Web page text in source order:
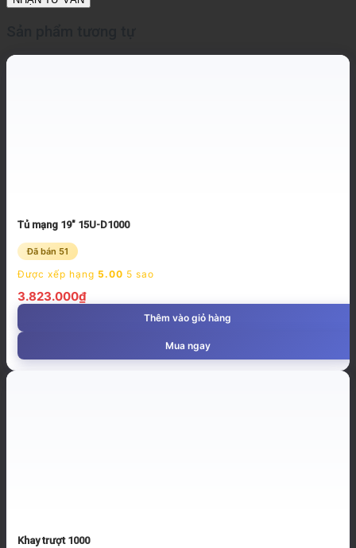
Tủ mạng 19″ 15U-D1000
Đã bán 51
Được xếp hạng 5.00 5 sao
3.823.000₫
Thêm vào giỏ hàng
Mua ngay
Khay trượt 1000